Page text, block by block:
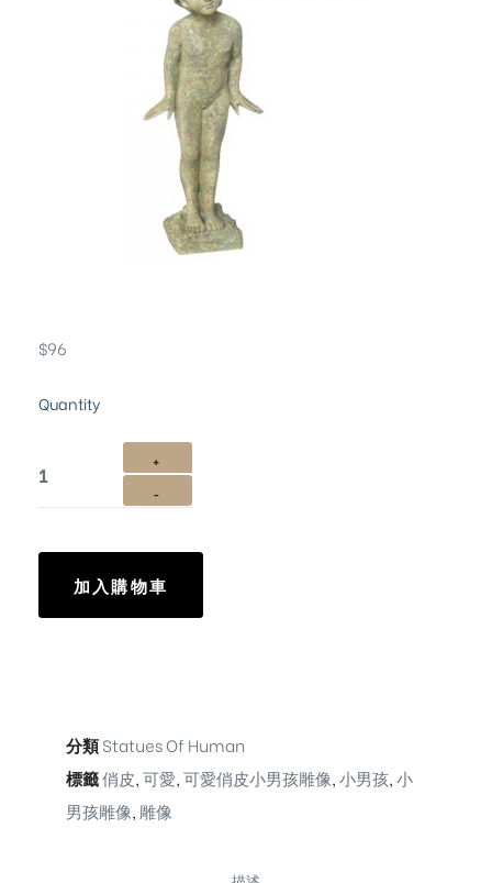
$96
Quantity
加入購物車
分類Statues Of Human
標籤俏皮,可愛,可愛俏皮小男孩雕像,小男孩,小
男孩雕像, 雕像